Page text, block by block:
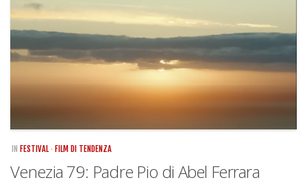
Copertine
Come eravamo
IN FESTIVAL· FILM DI TENDENZA
Venezia 79: Padre Pio di Abel Ferrara